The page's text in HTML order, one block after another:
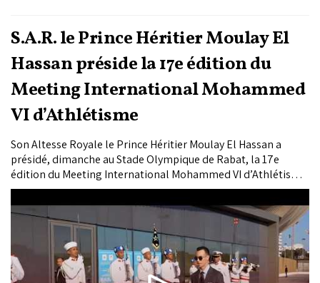
S.A.R. le Prince Héritier Moulay El
Hassan préside la 17e édition du
Meeting International Mohammed
VI d’Athlétisme
Son Altesse Royale le Prince Héritier Moulay El Hassan a
présidé, dimanche au Stade Olympique de Rabat, la 17e
édition du Meeting International Mohammed VI d’Athlétisme,
troisième étape du circuit de la "Diamond League" et l’un des
événements majeurs du calendrier de "World Athletics".